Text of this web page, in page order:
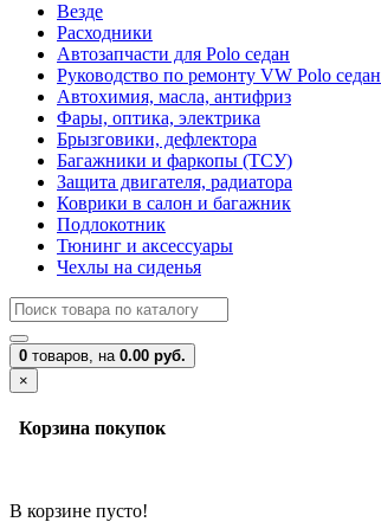
Везде
Расходники
Автозапчасти для Polo седан
Руководство по ремонту VW Polo седан
Автохимия, масла, антифриз
Фары, оптика, электрика
Брызговики, дефлектора
Багажники и фаркопы (ТСУ)
Защита двигателя, радиатора
Коврики в салон и багажник
Подлокотник
Тюнинг и аксессуары
Чехлы на сиденья
0 товаров, на 0.00 руб.
×
Корзина покупок
В корзине пусто!